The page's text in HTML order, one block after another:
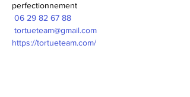
perfectionnement
06 29 82 67 88
tortueteam@gmail.com
https://tortueteam.com/